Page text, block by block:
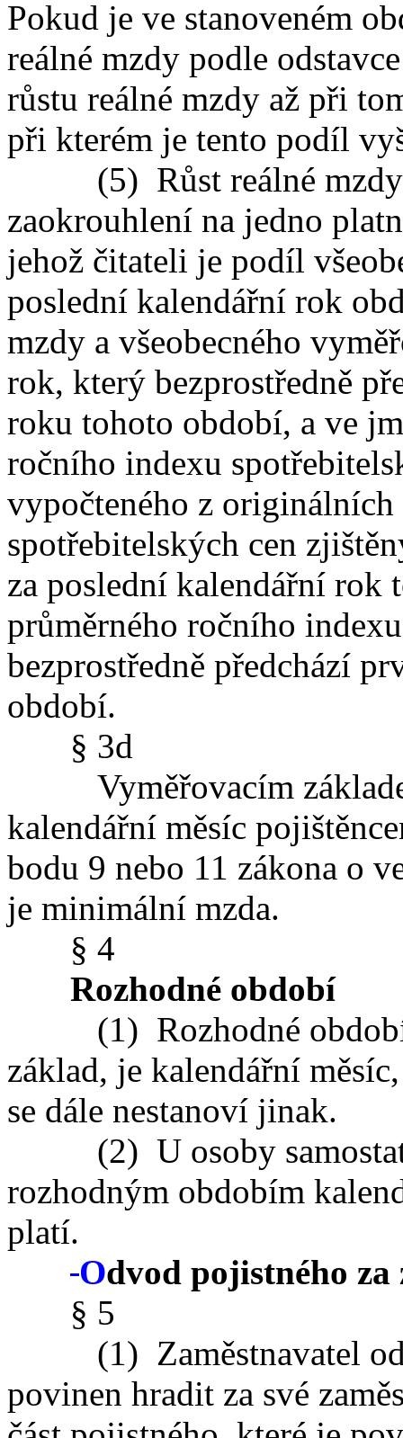
Pokud je ve stanoveném
reálné mzdy podle
růstu reálné mzdy až při
při kterém je tento podíl
(5) Růst reálné mzdy
zaokrouhlení na jedno
jehož čitateli je podíl
poslední kalendářní rok
mzdy a všeobecného
rok, který bezprostředně
roku tohoto období, a ve
ročního indexu
vypočteného z
spotřebitelských cen
za poslední kalendářní rok
průměrného ročního
bezprostředně předchází
období.
§ 3d
Vyměřovacím
kalendářní měsíc
bodu 9 nebo 11 zákona o
je minimální mzda.
§ 4
Rozhodné období
(1) Rozhodné období,
základ, je kalendářní
se dále nestanoví jinak.
(2) U osoby
rozhodným obdobím
platí.
Odvod pojistného za
§ 5
(1) Zaměstnavatel
povinen hradit za své